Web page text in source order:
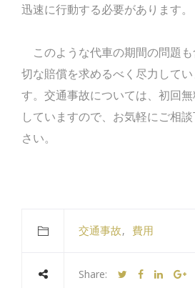
迅速に行動する必要があります。
このような代車の期間の問題
切な賠償を求めるべく尽力してい
す。交通事故については、初回
していますので、お気軽にご相
さい。
交通事故 費用
Share: